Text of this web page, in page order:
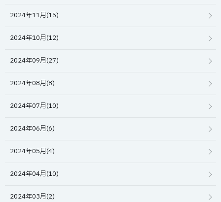
2024年11月(15)
2024年10月(12)
2024年09月(27)
2024年08月(8)
2024年07月(10)
2024年06月(6)
2024年05月(4)
2024年04月(10)
2024年03月(2)